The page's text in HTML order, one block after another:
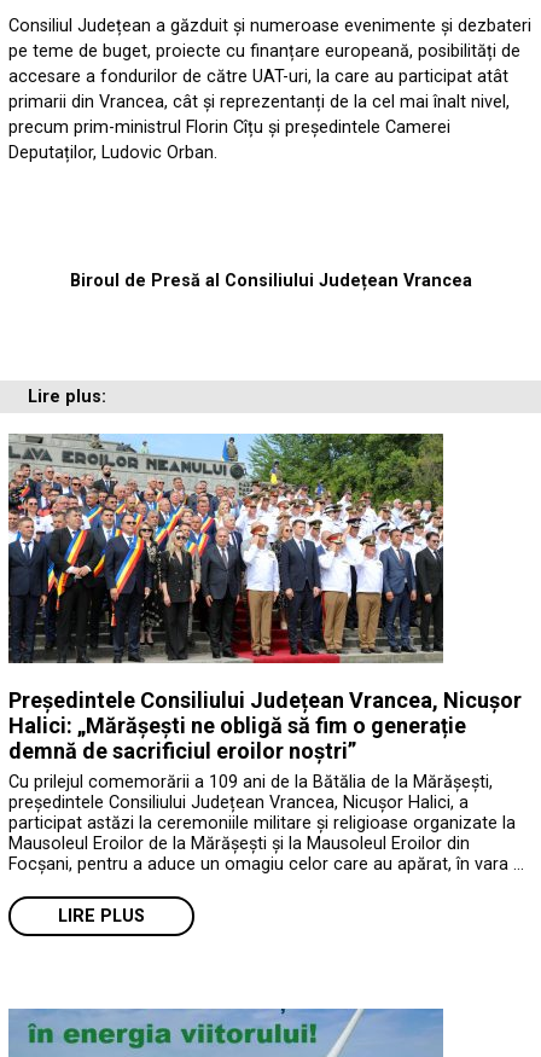
Consiliul Județean a găzduit și numeroase evenimente și dezbateri
pe teme de buget, proiecte cu finanțare europeană, posibilități de
accesare a fondurilor de către UAT-uri, la care au participat atât
primarii din Vrancea, cât și reprezentanți de la cel mai înalt nivel,
precum prim-ministrul Florin Cîțu și președintele Camerei
Deputaților, Ludovic Orban.
Biroul de Presă al Consiliului Județean Vrancea
Lire plus:
Președintele Consiliului Județean Vrancea, Nicușor
Halici: „Mărășești ne obligă să fim o generație
demnă de sacrificiul eroilor noștri”
Cu prilejul comemorării a 109 ani de la Bătălia de la Mărășești,
președintele Consiliului Județean Vrancea, Nicușor Halici, a
participat astăzi la ceremoniile militare și religioase organizate la
Mausoleul Eroilor de la Mărășești și la Mausoleul Eroilor din
Focșani, pentru a aduce un omagiu celor care au apărat, în vara …
LIRE PLUS